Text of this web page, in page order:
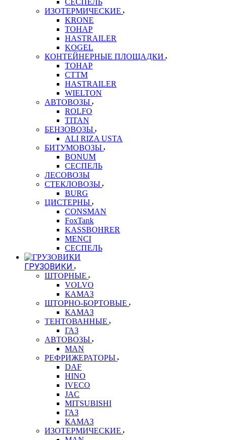
СЕСПЕЛЬ
ИЗОТЕРМИЧЕСКИЕ
KRONE
ТОНАР
HASTRAILER
KOGEL
КОНТЕЙНЕРНЫЕ ПЛОЩАДКИ
ТОНАР
CTTM
HASTRAILER
WIELTON
АВТОВОЗЫ
ROLFO
TITAN
БЕНЗОВОЗЫ
ALI RIZA USTA
БИТУМОВОЗЫ
BONUM
СЕСПЕЛЬ
ЛЕСОВОЗЫ
СТЕКЛОВОЗЫ
BURG
ЦИСТЕРНЫ
CONSMAN
FoxTank
KASSBOHRER
MENCI
СЕСПЕЛЬ
ГРУЗОВИКИ
ШТОРНЫЕ
VOLVO
КАМАЗ
ШТОРНО-БОРТОВЫЕ
КАМАЗ
ТЕНТОВАННЫЕ
ГАЗ
АВТОВОЗЫ
MAN
РЕФРИЖЕРАТОРЫ
DAF
HINO
IVECO
JAC
MITSUBISHI
ГАЗ
КАМАЗ
ИЗОТЕРМИЧЕСКИЕ